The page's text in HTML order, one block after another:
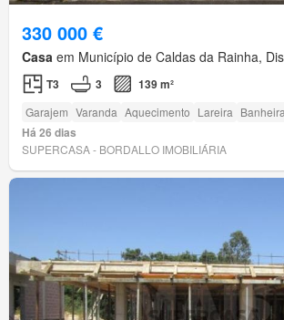
330 000 €
Casa em Município de Caldas da Rainha,
T3 3 139 m²
Garajem Varanda Aquecimento Lareira Banheira
Há 26 dias
SUPERCASA - BORDALLO IMOBILIÁRIA